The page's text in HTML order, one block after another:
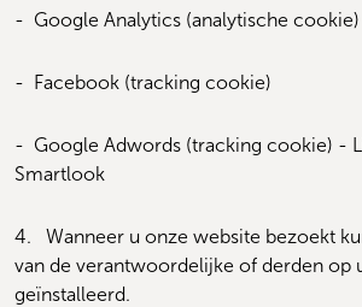
- Google Analytics (analytische cookie)
- Facebook (tracking cookie)
- Google Adwords (tracking cookie) -
Smartlook
4. Wanneer u onze website bezoekt
van de verantwoordelijke of derden op
geïnstalleerd.